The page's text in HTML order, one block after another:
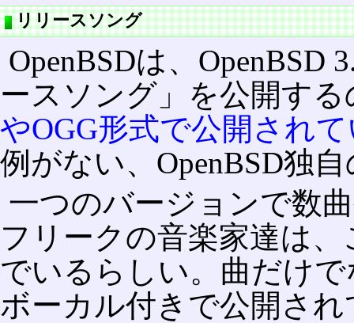
リリースソング
OpenBSDは、OpenBSD
ースソング」を公開す
やOGG形式で公開され
例がない、OpenBSD独
一つのバージョンで数
フリークの音楽家達は
でいるらしい。曲だけ
ボーカル付きで公開さ